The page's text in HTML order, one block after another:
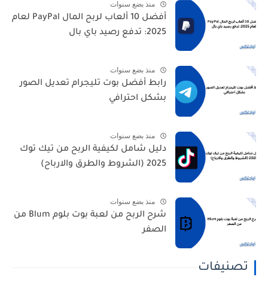
منذ بضع سنوات
أفضل 10 ألعاب لربح المال PayPal لعام
2025: تدفع رصيد باي بال
منذ بضع سنوات
رابط أفضل بوت تليجرام تعديل الصور
بشكل احترافي
منذ بضع سنوات
دليل شامل لكيفية الربح من تيك توك
2025 (الشروط والطرق والارباح)
منذ بضع سنوات
شرح الربح من لعبة بوت بلوم Blum من
الصفر
تصنيفات